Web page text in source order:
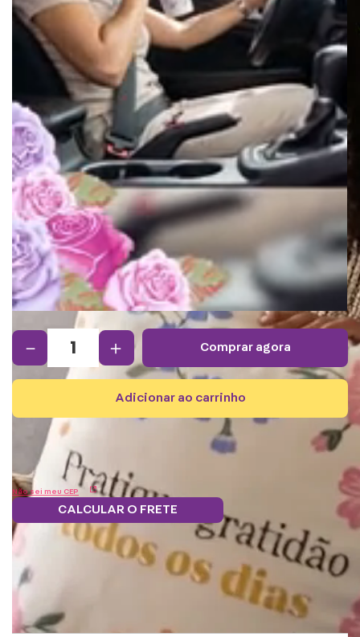
＋
－ comprar agora
adicionar ao carrinho
Não sei meu CEP
CALCULAR O FRETE
Parcele em 12x
pontos por
benefícios